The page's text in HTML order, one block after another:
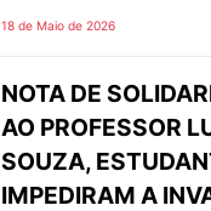
18 de Maio de 2026
NOTA DE
AO PROFESSOR
SOUZA,
IMPEDIRAM A